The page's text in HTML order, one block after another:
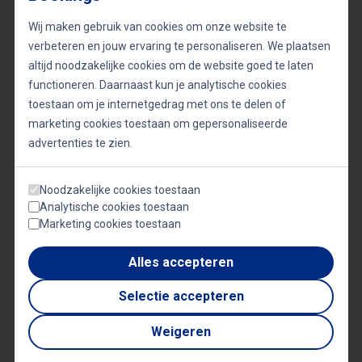
Emotionele terugkeer
Onlangs keerde Koblenko voor het eerst sinds het
begin van de oorlog terug naar Oekraïne. Die reis
was intens en confronterend. Ze wilde met eigen
voelde ze hoe belangrijk haar aanwezigheid was
voor de mensen daar. De ervaring gaf haar nieuwe
energie om door te gaan, en bevestigde het belang
van haar missie.
KOBLENKO
Wij maken gebruik van cookies om onze website te
verbeteren en jouw ervaring te personaliseren. We plaatsen
altijd noodzakelijke cookies om de website goed te laten
functioneren. Daarnaast kun je analytische cookies
toestaan om je internetgedrag met ons te delen of
marketing cookies toestaan om gepersonaliseerde
advertenties te zien.
Noodzakelijke cookies toestaan
Analytische cookies toestaan
Marketing cookies toestaan
Alles accepteren
Selectie accepteren
Weigeren